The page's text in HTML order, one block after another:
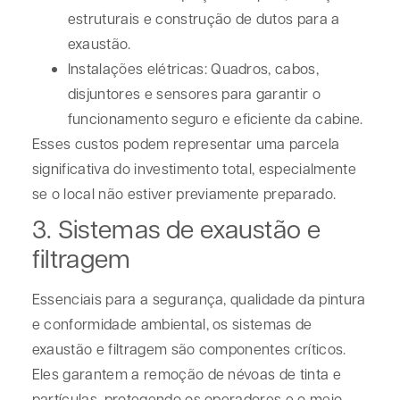
estruturais e construção de dutos para a
exaustão.
Instalações elétricas:Quadros, cabos,
disjuntores e sensores para garantir o
funcionamento seguro e eficiente da cabine.
Esses custos podem representar uma parcela
significativa do investimento total, especialmente
se o local não estiver previamente preparado.
3. Sistemas de exaustão e
filtragem
Essenciais para a segurança, qualidade da pintura
e conformidade ambiental, os sistemas de
exaustão e filtragem são componentes críticos.
Eles garantem a remoção de névoas de tinta e